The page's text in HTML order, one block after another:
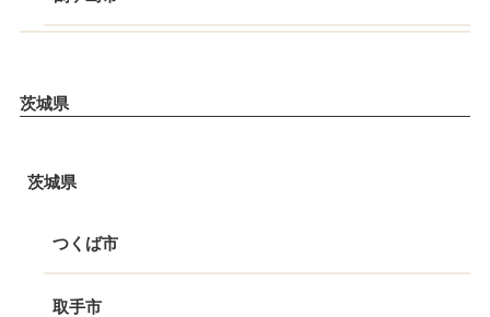
茨城県
茨城県
つくば市
取手市